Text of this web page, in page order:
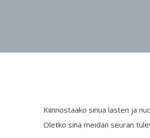
Kiinnostaako sinua lasten ja
Oletko sinä meidän seuran